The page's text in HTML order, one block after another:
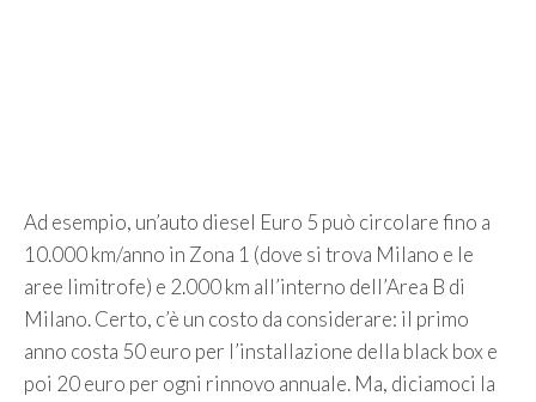
Ad esempio, un’auto diesel Euro 5 può circolare fino a
10.000 km/anno in Zona 1 (dove si trova Milano e le
aree limitrofe) e 2.000 km all’interno dell’Area B di
Milano. Certo, c’è un costo da considerare: il primo
anno costa 50 euro per l’installazione della black box e
poi 20 euro per ogni rinnovo annuale. Ma, diciamoci la